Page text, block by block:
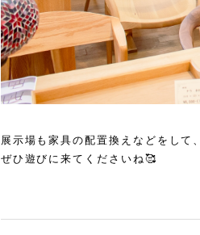
展示場も家具の配置換えなどをして
ぜひ遊びに来てくださいね🥰